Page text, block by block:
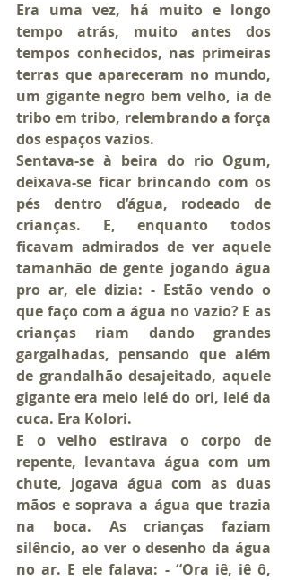
Era uma vez, há muito e longo
tempo atrás, muito antes dos
tempos conhecidos, nas primeiras
terras que apareceram no mundo,
um gigante negro bem velho, ia de
tribo em tribo, relembrando a força
dos espaços vazios.
Sentava-se à beira do rio Ogum,
deixava-se ficar brincando com os
pés dentro d’água, rodeado de
crianças. E, enquanto todos
ficavam admirados de ver aquele
tamanhão de gente jogando água
pro ar, ele dizia: - Estão vendo o
que faço com a água no vazio? E as
crianças riam dando grandes
gargalhadas, pensando que além
de grandalhão desajeitado, aquele
gigante era meio lelé do ori, lelé da
cuca. Era Kolori.
E o velho estirava o corpo de
repente, levantava água com um
chute, jogava água com as duas
mãos e soprava a água que trazia
na boca. As crianças faziam
silêncio, ao ver o desenho da água
no ar. E ele falava: - “Ora iê, iê ô,